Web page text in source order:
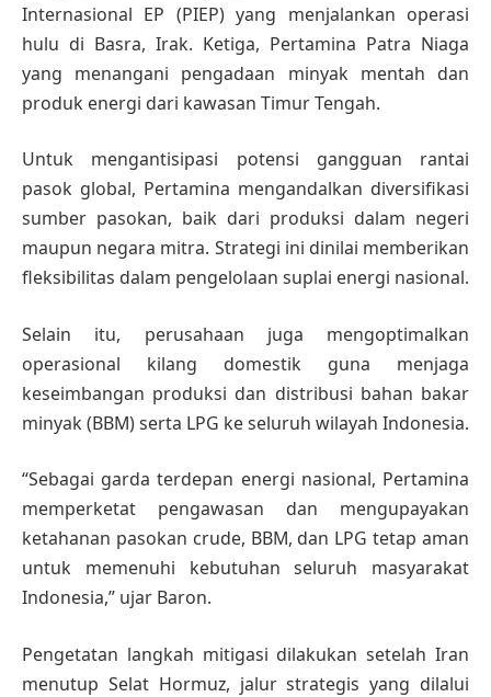
Internasional EP (PIEP) yang menjalankan operasi
hulu di Basra, Irak. Ketiga, Pertamina Patra Niaga
yang menangani pengadaan minyak mentah dan
produk energi dari kawasan Timur Tengah.
Untuk mengantisipasi potensi gangguan rantai
pasok global, Pertamina mengandalkan diversifikasi
sumber pasokan, baik dari produksi dalam negeri
maupun negara mitra. Strategi ini dinilai memberikan
fleksibilitas dalam pengelolaan suplai energi nasional.
Selain itu, perusahaan juga mengoptimalkan
operasional kilang domestik guna menjaga
keseimbangan produksi dan distribusi bahan bakar
minyak (BBM) serta LPG ke seluruh wilayah Indonesia.
“Sebagai garda terdepan energi nasional, Pertamina
memperketat pengawasan dan mengupayakan
ketahanan pasokan crude, BBM, dan LPG tetap aman
untuk memenuhi kebutuhan seluruh masyarakat
Indonesia,” ujar Baron.
Pengetatan langkah mitigasi dilakukan setelah Iran
menutup Selat Hormuz, jalur strategis yang dilalui